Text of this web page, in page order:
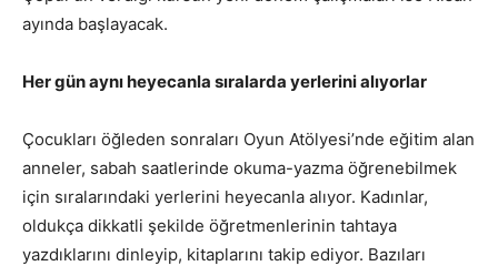
ayında başlayacak.
Her gün aynı heyecanla sıralarda yerlerini alıyorlar
Çocukları öğleden sonraları Oyun Atölyesi’nde eğitim alan
anneler, sabah saatlerinde okuma-yazma öğrenebilmek
için sıralarındaki yerlerini heyecanla alıyor. Kadınlar,
oldukça dikkatli şekilde öğretmenlerinin tahtaya
yazdıklarını dinleyip, kitaplarını takip ediyor. Bazıları